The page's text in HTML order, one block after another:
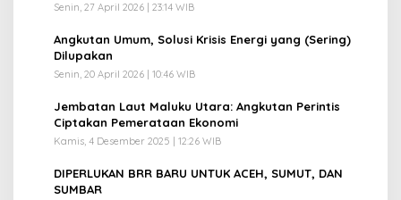
Senin, 27 April 2026 | 23:14 WIB
Angkutan Umum, Solusi Krisis Energi yang (Sering)
Dilupakan
Senin, 20 April 2026 | 10:46 WIB
Jembatan Laut Maluku Utara: Angkutan Perintis
Ciptakan Pemerataan Ekonomi
Kamis, 4 Desember 2025 | 12:26 WIB
DIPERLUKAN BRR BARU UNTUK ACEH, SUMUT, DAN
SUMBAR